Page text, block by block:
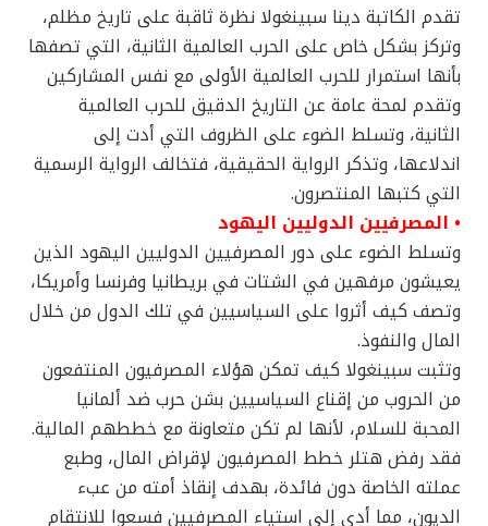
تقدم الكاتبة دينا سبينغولا نظرة ثاقبة على تاريخ مظلم،
وتركز بشكل خاص على الحرب العالمية الثانية، التي تصفها
بأنها استمرار للحرب العالمية الأولى مع نفس المشاركين
وتقدم لمحة عامة عن التاريخ الدقيق للحرب العالمية
الثانية، وتسلط الضوء على الظروف التي أدت إلى
اندلاعها، وتذكر الرواية الحقيقية، فتخالف الرواية الرسمية
التي كتبها المنتصرون.
• المصرفيين الدوليين اليهود
وتسلط الضوء على دور المصرفيين الدوليين اليهود الذين
يعيشون مرفهين في الشتات في بريطانيا وفرنسا وأمريكا،
وتصف كيف أثروا على السياسيين في تلك الدول من خلال
المال والنفوذ.
وتثبت سبينغولا كيف تمكن هؤلاء المصرفيون المنتفعون
من الحروب من إقناع السياسيين بشن حرب ضد ألمانيا
المحبة للسلام، لأنها لم تكن متعاونة مع خططهم المالية.
فقد رفض هتلر خطط المصرفيون لإقراض المال، وطبع
عملته الخاصة دون فائدة، بهدف إنقاذ أمته من عبء
الديون، مما أدى إلى استياء المصرفيين فسعوا للانتقام